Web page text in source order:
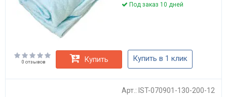
Под заказ 10 дней
0 отзывов Купить Купить в 1 клик
Арт.: IST-070901-130-200-12